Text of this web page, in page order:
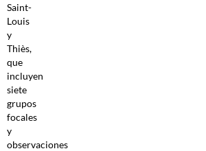
Saint-
Louis
y
Thiès,
que
incluyen
siete
grupos
focales
y
observaciones